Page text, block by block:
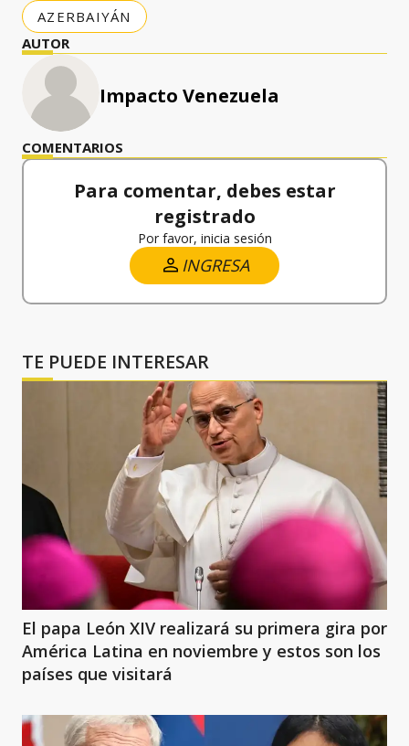
AZERBAIYÁN
AUTOR
Impacto Venezuela
COMENTARIOS
Para comentar, debes estar
registrado
Por favor, inicia sesión
INGRESA
TE PUEDE INTERESAR
El papa León XIV realizará su primera gira por
América Latina en noviembre y estos son los
países que visitará